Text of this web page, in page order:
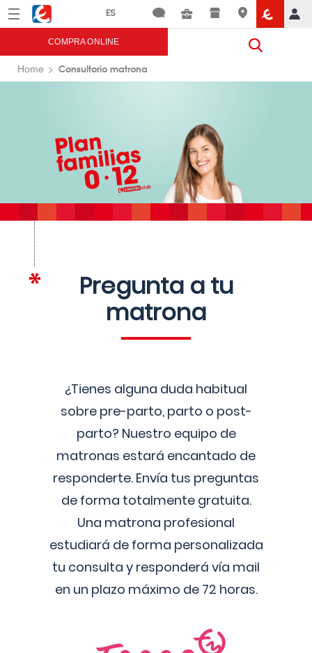
Menú Eroski
COMPRA ONLINE
Home Consultorio matrona
Pregunta a tu
matrona
¿Tienes alguna duda habitual
sobre pre-parto, parto o post-
parto? Nuestro equipo de
matronas estará encantado de
responderte. Envía tus preguntas
de forma totalmente gratuita.
Una matrona profesional
estudiará de forma personalizada
tu consulta y responderá vía mail
en un plazo máximo de 72 horas.